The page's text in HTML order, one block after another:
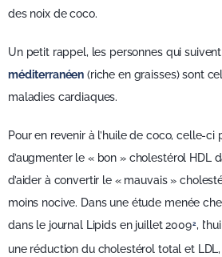
des noix de coco.
Un petit rappel, les personnes qui
méditerranéen (riche en graisses) sont
maladies cardiaques.
Pour en revenir à l’huile de coco, celle-ci
d’augmenter le « bon » cholestérol HDL
d’aider à convertir le « mauvais »
moins nocive. Dans une étude menée
dans le journal Lipids en juillet 20092,
une réduction du cholestérol total et